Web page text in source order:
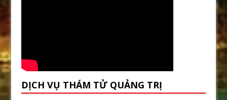
DỊCH VỤ THÁM TỬ QUẢNG TRỊ